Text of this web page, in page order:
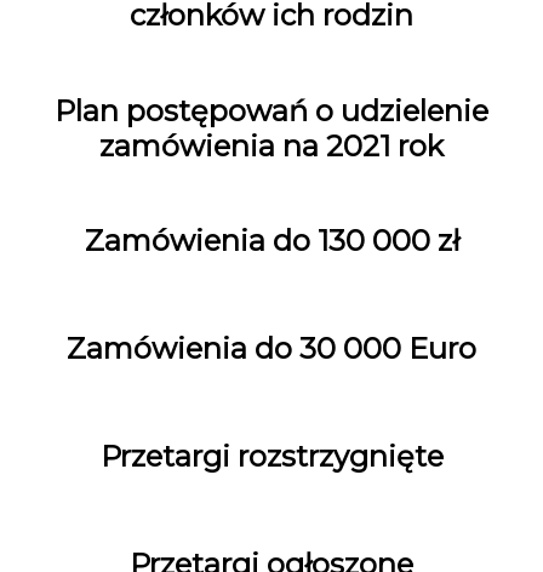
członków ich rodzin
Plan postępowań o udzielenie
zamówienia na 2021 rok
Zamówienia do 130 000 zł
Zamówienia do 30 000 Euro
Przetargi rozstrzygnięte
Przetargi ogłoszone